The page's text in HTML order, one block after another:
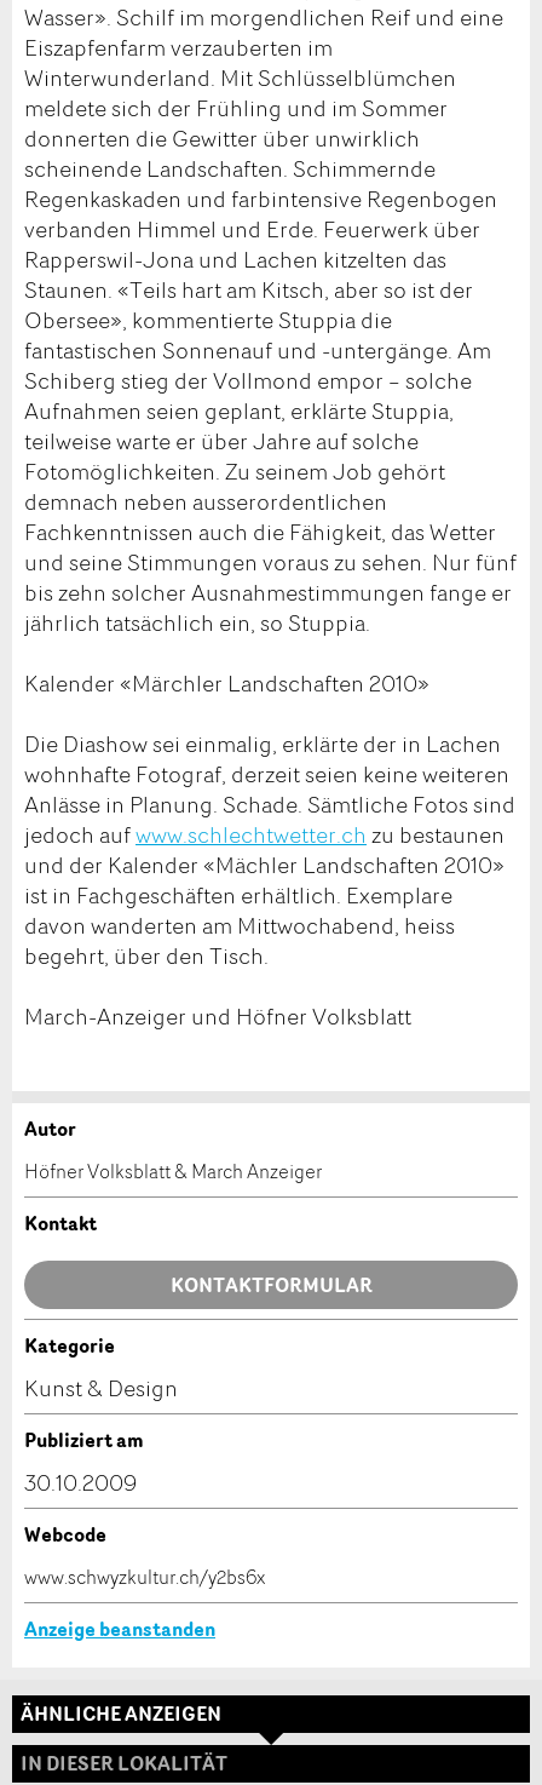
Wasser». Schilf im morgendlichen Reif und eine
Eiszapfenfarm verzauberten im
Winterwunderland. Mit Schlüsselblümchen
meldete sich der Frühling und im Sommer
donnerten die Gewitter über unwirklich
scheinende Landschaften. Schimmernde
Regenkaskaden und farbintensive Regenbogen
verbanden Himmel und Erde. Feuerwerk über
Rapperswil-Jona und Lachen kitzelten das
Staunen. «Teils hart am Kitsch, aber so ist der
Obersee», kommentierte Stuppia die
fantastischen Sonnenauf und -untergänge. Am
Schiberg stieg der Vollmond empor – solche
Aufnahmen seien geplant, erklärte Stuppia,
teilweise warte er über Jahre auf solche
Fotomöglichkeiten. Zu seinem Job gehört
demnach neben ausserordentlichen
Fachkenntnissen auch die Fähigkeit, das Wetter
und seine Stimmungen voraus zu sehen. Nur fünf
bis zehn solcher Ausnahmestimmungen fange er
jährlich tatsächlich ein, so Stuppia.
Kalender «Märchler Landschaften 2010»
Die Diashow sei einmalig, erklärte der in Lachen
wohnhafte Fotograf, derzeit seien keine weiteren
Anlässe in Planung. Schade. Sämtliche Fotos sind
jedoch aufwww.schlechtwetter.ch zu bestaunen
und der Kalender «Mächler Landschaften 2010»
ist in Fachgeschäften erhältlich. Exemplare
davon wanderten am Mittwochabend, heiss
begehrt, über den Tisch.
March-Anzeiger und Höfner Volksblatt
Anzeige beanstanden
Ihr Feedback wird sehr geschätzt!
Allgemeines Feedback
Anzeige nicht mehr gültig
Anzeige unvollständig
Anzeige weiterempfehlen
Empfehlen Sie diese Anzeige an Freunde weiter.
* Eingabe erforderlich
Autor
Höfner Volksblatt & March Anzeiger
Kontakt
KONTAKTFORMULAR
Kontakt
Verfassen Sie eine Nachricht für die Kontaktpersonen
Adresse
Kategorie
Kunst & Design
Publiziert am
30.10.2009
Webcode
www.schwyzkultur.ch/y2bs6x
Anzeige beanstanden
ÄHNLICHE ANZEIGEN
IN DIESER LOKALITÄT